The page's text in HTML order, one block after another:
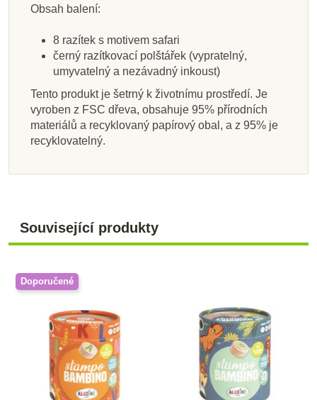
Obsah balení:
8 razítek s motivem safari
černý razítkovací polštářek (vypratelný,
umyvatelný a nezávadný inkoust)
Tento produkt je šetrný k životnímu prostředí. Je
vyroben z FSC dřeva, obsahuje 95% přírodních
materiálů a recyklovaný papírový obal, a z 95% je
recyklovatelný.
Související produkty
Doporučené